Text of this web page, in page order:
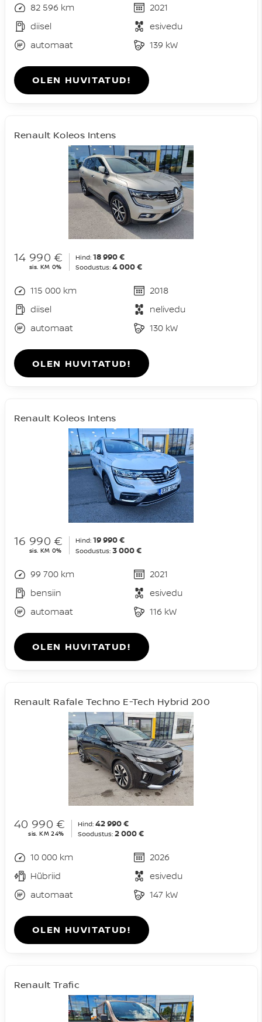
82 596 km
2021
diisel
esivedu
automaat
139 kW
OLEN HUVITATUD!
Renault Koleos Intens
14 990 €
sis. KM 0%
Hind: 18 990 €
Soodustus: 4 000 €
115 000 km
2018
diisel
nelivedu
automaat
130 kW
OLEN HUVITATUD!
Renault Koleos Intens
16 990 €
sis. KM 0%
Hind: 19 990 €
Soodustus: 3 000 €
99 700 km
2021
bensiin
esivedu
automaat
116 kW
OLEN HUVITATUD!
Renault Rafale Techno E-Tech Hybrid 200
40 990 €
sis. KM 24%
Hind: 42 990 €
Soodustus: 2 000 €
10 000 km
2026
Hübriid
esivedu
automaat
147 kW
OLEN HUVITATUD!
Renault Trafic